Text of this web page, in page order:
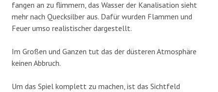
fangen an zu flimmern, das Wasser der Kanalisation sieht
mehr nach Quecksilber aus. Dafür wurden Flammen und
Feuer umso realistischer dargestellt.
Im Großen und Ganzen tut das der düsteren Atmosphäre
keinen Abbruch.
Um das Spiel komplett zu machen, ist das Sichtfeld